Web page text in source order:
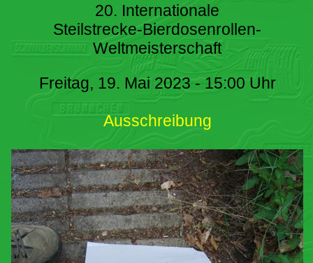
20. Internationale
Steilstrecke-Bierdosenrollen-
Weltmeisterschaft
Freitag, 19. Mai 2023 - 15:00 Uhr
Ausschreibung